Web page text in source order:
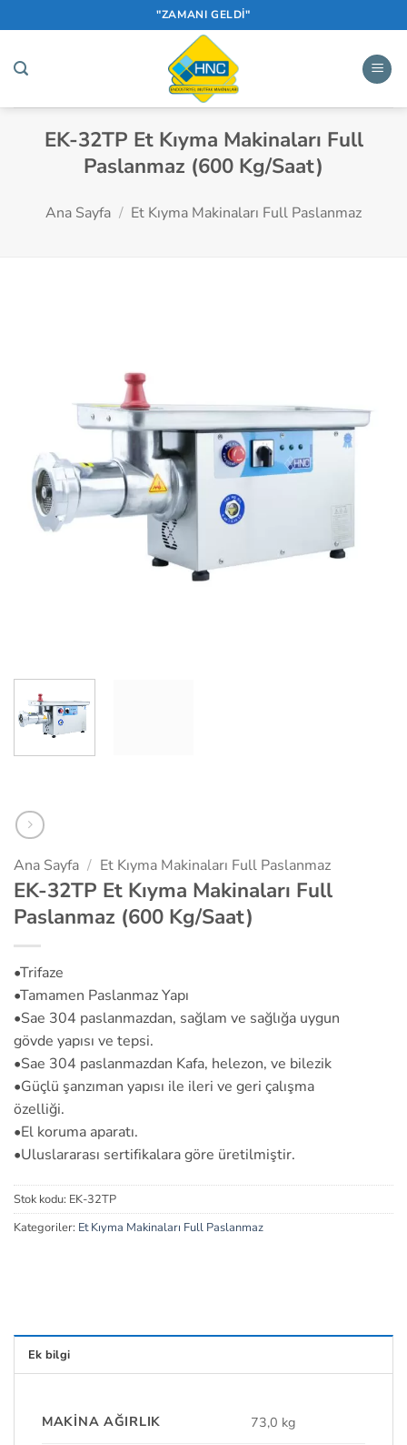
atla
"ZAMANI GELDİ"
EK-32TP Et Kıyma Makinaları Full
Paslanmaz (600 Kg/Saat)
Ana Sayfa / Et Kıyma Makinaları Full Paslanmaz
Ana Sayfa / Et Kıyma Makinaları Full Paslanmaz
EK-32TP Et Kıyma Makinaları Full
Paslanmaz (600 Kg/Saat)
•Trifaze
•Tamamen Paslanmaz Yapı
•Sae 304 paslanmazdan, sağlam ve sağlığa uygun
gövde yapısı ve tepsi.
•Sae 304 paslanmazdan Kafa, helezon, ve bilezik
•Güçlü şanzıman yapısı ile ileri ve geri çalışma
özelliği.
•El koruma aparatı.
•Uluslararası sertifikalara göre üretilmiştir.
Stok kodu: EK-32TP
Kategoriler: Et Kıyma Makinaları Full Paslanmaz
Ek bilgi
MAKINA AĞIRLIK 73,0 kg